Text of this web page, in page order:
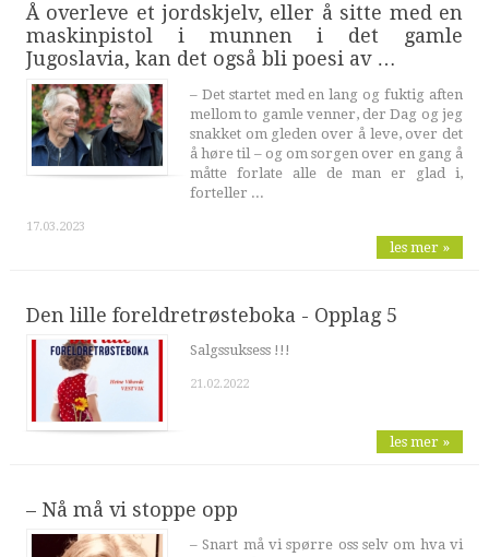
Å overleve et jordskjelv, eller å sitte med en
maskinpistol i munnen i det gamle
Jugoslavia, kan det også bli poesi av …
– Det startet med en lang og fuktig aften
mellom to gamle venner, der Dag og jeg
snakket om gleden over å leve, over det
å høre til – og om sorgen over en gang å
måtte forlate alle de man er glad i,
forteller ...
17.03.2023
les mer »
Den lille foreldretrøsteboka - Opplag 5
Salgssuksess !!!
21.02.2022
les mer »
– Nå må vi stoppe opp
– Snart må vi spørre oss selv om hva vi